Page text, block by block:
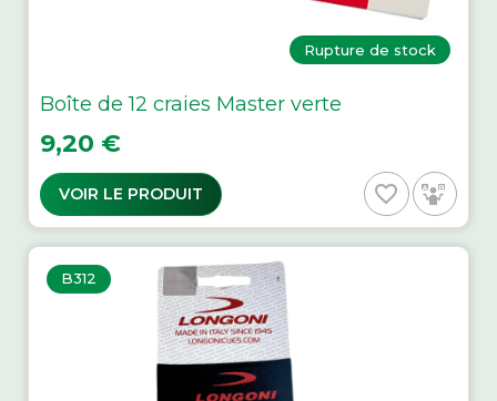
Rupture de stock
Boîte de 12 craies Master verte
Prix
9,20 €
VOIR LE PRODUIT favorite_border
B312